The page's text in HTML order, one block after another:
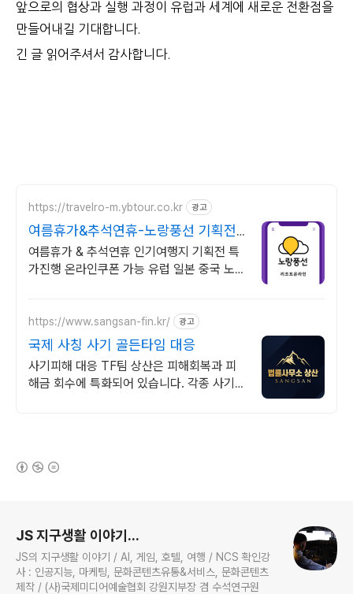
앞으로의 협상과 실행 과정이 유럽과 세계에 새로운 전환점을
만들어내길 기대합니다.
긴 글 읽어주셔서 감사합니다.
https://travelro-m.ybtour.co.kr 광고
여름휴가&추석연휴-노랑풍선 기획전
특가 진행
여름휴가 & 추석연휴 인기여행지 기획전 특
가진행 온라인쿠폰 가능 유럽 일본 중국 노랑
https://www.sangsan-fin.kr/ 광고
국제 사칭 사기 골든타임 대응
사기피해 대응 TF팀 상산은 피해회복과 피
해금 회수에 특화되어 있습니다. 각종 사기
JS 지구생활 이야기...
JS의 지구생활 이야기 / AI, 게임, 호텔, 여행 / NCS 확인강
사 : 인공지능, 마케팅, 문화콘텐츠유통&서비스, 문화콘텐츠
제작 / (사)국제미디어예술협회 강원지부장 겸 수석연구원